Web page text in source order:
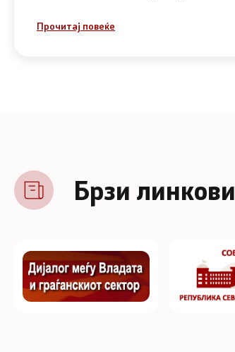
Прочитај повеќе
Брзи линкови